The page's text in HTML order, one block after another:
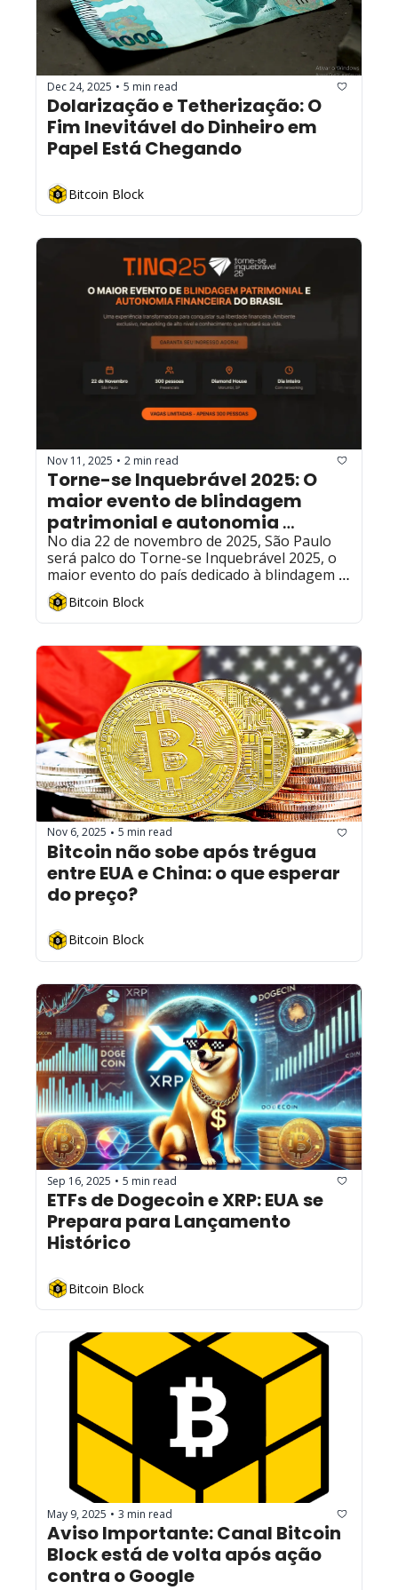
Dec 24, 2025 • 5 min read
Dolarização e Tetherização: O
Fim Inevitável do Dinheiro em
Papel Está Chegando
Bitcoin Block
Nov 11, 2025 • 2 min read
Torne-se Inquebrável 2025: O
maior evento de blindagem
patrimonial e autonomia
financeira do Brasil
No dia 22 de novembro de 2025, São Paulo
será palco do Torne-se Inquebrável 2025, o
maior evento do país dedicado à blindagem
patrimonial, autonomia financeira e
mentalidade de crescimento sustentável.
Bitcoin Block
Nov 6, 2025 • 5 min read
Bitcoin não sobe após trégua
entre EUA e China: o que esperar
do preço?
Bitcoin Block
Sep 16, 2025 • 5 min read
ETFs de Dogecoin e XRP: EUA se
Prepara para Lançamento
Histórico
Bitcoin Block
May 9, 2025 • 3 min read
Aviso Importante: Canal Bitcoin
Block está de volta após ação
contra o Google